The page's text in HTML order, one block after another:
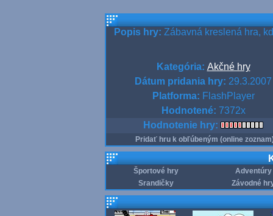
Popis hry: Zábavná kreslená hra,
Kategória: Akčné hry
Dátum pridania hry: 29.3.2007
Platforma: FlashPlayer
Hodnotené: 7372x
Hodnotenie hry:
Pridať hru k obľúbeným (online
Športové hry
Adventúry
Srandičky
Závodné